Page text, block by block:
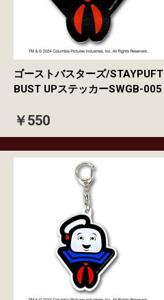
ゴーストバスターズ/STAYPUFT
BUST UPステッカーSWGB-005
￥550